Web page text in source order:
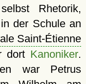
Rhetorik,
der Schule an
Saint-Étienne
dort Kanoniker.
war Petrus